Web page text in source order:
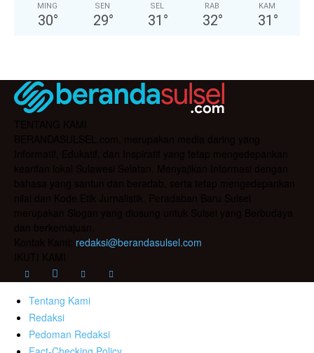
MING
30°
SEN
29°
SEL
31 °
RAB
32°
KAM
31 °
redaksi@berandasulsel.com
Tentang Kami
Redaksi
Pedoman Redaksi